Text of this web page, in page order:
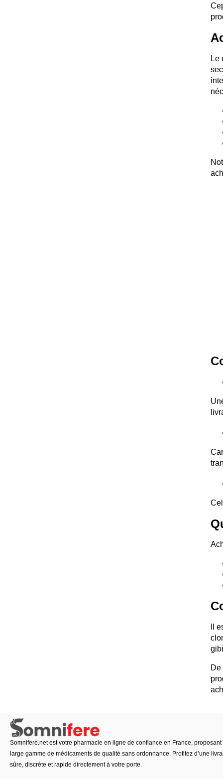
Le
Il
Somnifere.net est votre pharmacie en ligne de confiance en France, proposant
large gamme de médicaments de qualité sans ordonnance. Profitez d’une
sûre, discrète et rapide directement à votre porte.